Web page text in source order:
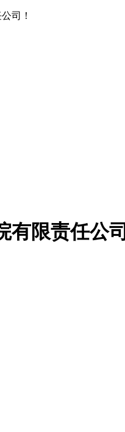
司！​
有限责任公司